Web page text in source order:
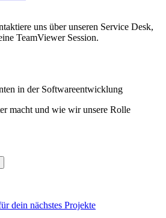
uns über unseren Service Desk,
TeamViewer Session.
in der Softwareentwicklung
macht und wie wir unsere Rolle
dein nächstes Projekte